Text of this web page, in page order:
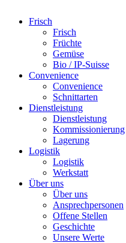
Frisch
Frisch
Früchte
Gemüse
Bio / IP-Suisse
Convenience
Convenience
Schnittarten
Dienstleistung
Dienstleistung
Kommissionierung
Lagerung
Logistik
Logistik
Werkstatt
Über uns
Über uns
Ansprechpersonen
Offene Stellen
Geschichte
Unsere Werte